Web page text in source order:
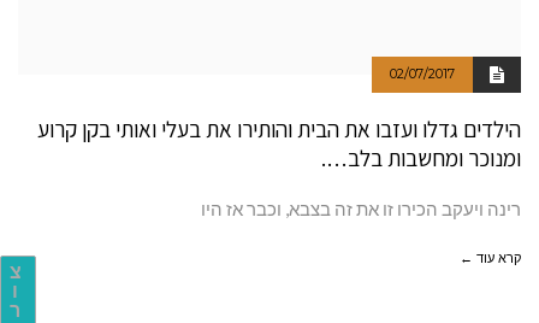
צ
ו
ר
02/07/2017
הילדים גדלו ועזבו את הבית והותירו את בעלי ואותי בקן קרוע
ומנוכר ומחשבות בלב….
רינה ויעקב הכירו זו את זה בצבא, וכבר אז היו
קרא עוד ←